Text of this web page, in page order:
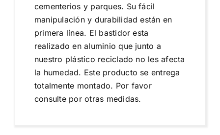
cementerios y parques. Su fácil
manipulación y durabilidad están en
primera línea. El bastidor esta
realizado en aluminio que junto a
nuestro plástico reciclado no les afecta
la humedad. Este producto se entrega
totalmente montado. Por favor
consulte por otras medidas.